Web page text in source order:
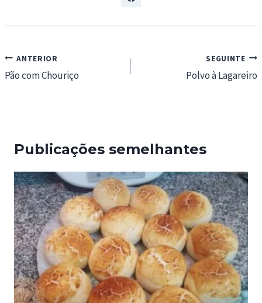
Navegação
de
ANTERIOR
Pão com Chouriço
SEGUINTE
Polvo à Lagareiro
Publicações semelhantes